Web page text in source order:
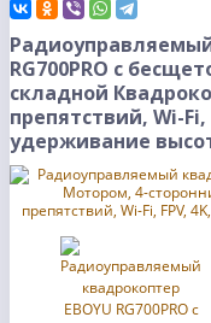
RG700PRO с
складной
препятствий, Wi-
удерживание